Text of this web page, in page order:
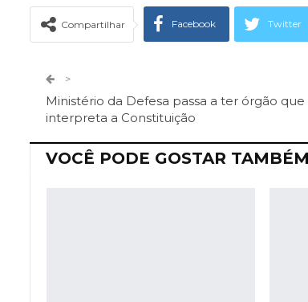
Compartilhar Facebook Twitter
>
Ministério da Defesa passa a ter órgão que
interpreta a Constituição
VOCÊ PODE GOSTAR TAMBÉM